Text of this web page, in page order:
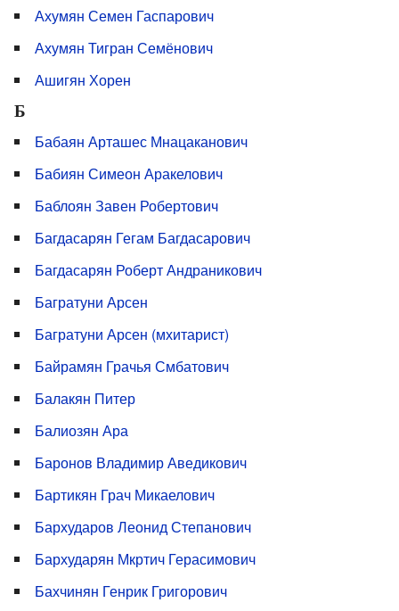
Ахумян Семен Гаспарович
Ахумян Тигран Семёнович
Ашигян Хорен
Б
Бабаян Арташес Мнацаканович
Бабиян Симеон Аракелович
Баблоян Завен Робертович
Багдасарян Гегам Багдасарович
Багдасарян Роберт Андраникович
Багратуни Арсен
Багратуни Арсен (мхитарист)
Байрамян Грачья Смбатович
Балакян Питер
Балиозян Ара
Баронов Владимир Аведикович
Бартикян Грач Микаелович
Бархударов Леонид Степанович
Бархударян Мкртич Герасимович
Бахчинян Генрик Григорович